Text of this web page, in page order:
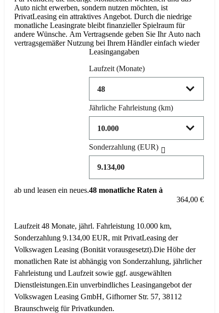
Auto nicht erwerben, sondern nutzen möchten, ist
PrivatLeasing ein attraktives Angebot. Durch die niedrige
monatliche Leasingrate bleibt finanzieller Spielraum für
andere Wünsche. Am Vertragsende geben Sie Ihr Auto nach
vertragsgemäßer Nutzung bei Ihrem Händler einfach wieder
ab und leasen ein neues.
Leasingangaben
Laufzeit (Monate)
Jährliche Fahrleistung (km)
Sonderzahlung (EUR)
48 monatliche Raten à
364,00 €
Laufzeit 48 Monate, jährl. Fahrleistung 10.000 km,
Sonderzahlung 9.134,00 EUR, mit PrivatLeasing der
Volkswagen Leasing (Bonität vorausgesetzt).Die Höhe der
monatlichen Rate ist abhängig von Sonderzahlung, jährlicher
Fahrleistung und Laufzeit sowie ggf. ausgewählten
Dienstleistungen.Ein unverbindliches Leasingangebot der
Volkswagen Leasing GmbH, Gifhorner Str. 57, 38112
Braunschweig für Privatkunden.